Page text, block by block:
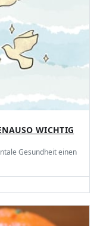
WICHTIG
Gesundheit einen